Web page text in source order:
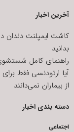
آخرین اخبار
کاشت ایمپلنت دندان
بدانید
راهنمای کامل
آیا ارتودنسی فقط
از بیماران نمی‌دانند
دسته بندی اخبار
اجتماعی